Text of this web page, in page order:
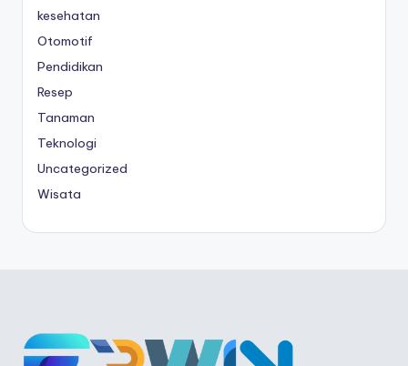
kesehatan
Otomotif
Pendidikan
Resep
Tanaman
Teknologi
Uncategorized
Wisata